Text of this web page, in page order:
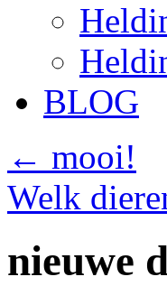
BLOG
← mooi!
Welk
nieuwe